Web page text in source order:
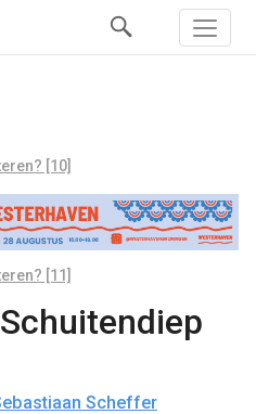
[10]
[11]
Scheffer